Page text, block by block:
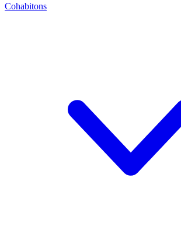
Cohabitons